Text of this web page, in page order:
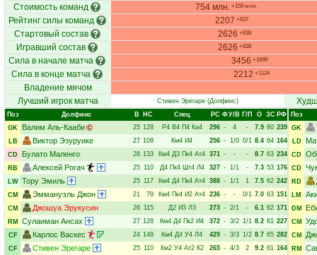
Стоимость команд 754 млн. +159 млн.
Рейтинг силы команд 2207 +637
Стартовый состав 2626 +838
Игравший состав 2626 +838
Сила в начале матча 3456 +1699
Сила в конце матча 2212 +1124
Владение мячом
Лучший игрок матча
Стивен Эрегаре(Долфинс)
Поз Долфинс В НC Спец РC ФУ/В Г/П О ЗС РФ
GK
Валим Аль-Кааби 25 128 Р4 В4 П4 Ка4 296 - 4 - 7.9 80 239
LB
Виктор Эзуруике 27 108 Км4 И4 256 - 1/0 0/1 8.4 64 164
CD
Булато Маленго 28 133 Км4 Д3 Пк4 Ат4 371 - - - 8.7 63 234
RB
Алексей Рогач 25 110 Д4 Пк4 Шт4 Л4 327 - 1/1 - 7.3 53 176
LW Тору Эмиль 25 117 Км4 Д4 Пк4 Ат4 388 - 1/1 1 7.5 62 242
CM
Эммануэль Джон 21 79 Км4 Пк4 И2 Ат4 236 - - 0/1 7.0 63 151
CM
Джошуа Эрукусин 26 115 Д2 И3 Л3 273 - 2/1 - 6.1 62 171
RM
Сулаиман Ансах 27 128 Км4 Д4 Пк2 И4 372 - 3/2 1/1 8.2 61 227
CF
Карлос Васкес 24 148 Км4 Д4 У4 Л4 429 - 3/3 1/2 8.7 65 282
CF
Стивен Эрегаре 25 110 Км2 У4 Ат2 К2 265 - 4/3 2 9.2 61 164
Поз
GK
LD
CD
CD
RD
LM
DM
CM
CM
RM